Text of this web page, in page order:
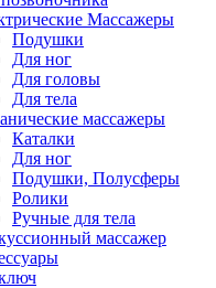
Массажеры
Подушки
Для ног
Для головы
Для тела
массажеры
Каталки
Для ног
Подушки, Полусферы
Ролики
Ручные для тела
массажер